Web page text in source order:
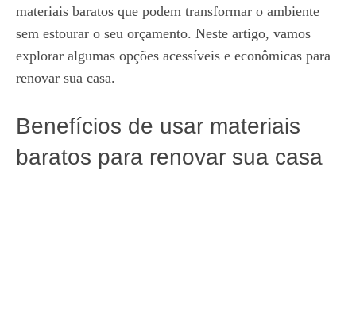
materiais baratos que podem transformar o ambiente
sem estourar o seu orçamento. Neste artigo, vamos
explorar algumas opções acessíveis e econômicas para
renovar sua casa.
Benefícios de usar materiais
baratos para renovar sua casa